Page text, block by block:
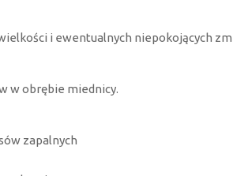
i ewentualnych niepokojących
w obrębie miednicy.
zapalnych